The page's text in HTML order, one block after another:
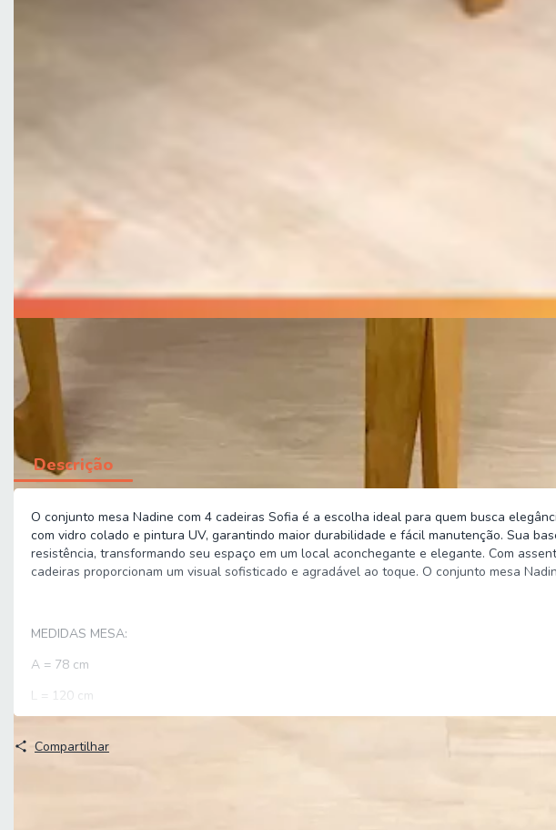
Descrição
O conjunto mesa Nadine com 4 cadeiras Sofia é a escolha ideal para quem busca
com vidro colado e pintura UV, garantindo maior durabilidade e fácil manutenção. Sua
resistência, transformando seu espaço em um local aconchegante e elegante. Com
cadeiras proporcionam um visual sofisticado e agradável ao toque. O conjunto mesa
MEDIDAS MESA:
A = 78 cm
L = 120 cm
MEDIDAS CADEIRA (cada):
Compartilhar